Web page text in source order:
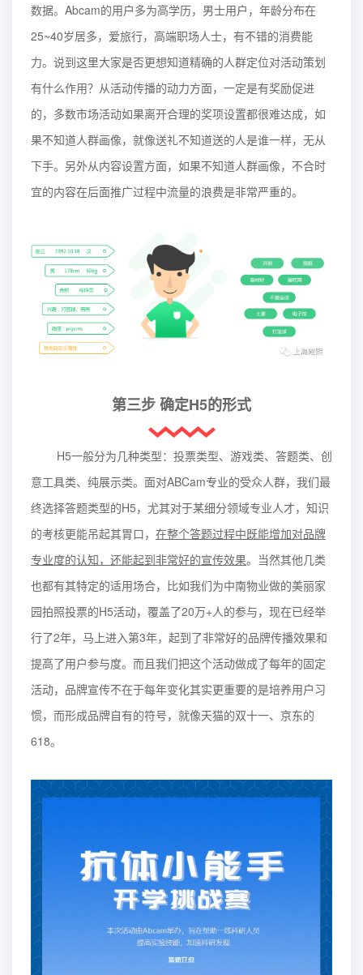
数据。Abcam的用户多为高学历，男士用户，年龄分布在
25~40岁居多，爱旅行，高端职场人士，有不错的消费能
力。说到这里大家是否更想知道精确的人群定位对活动策划
有什么作用？从活动传播的动力方面，一定是有奖励促进
的，多数市场活动如果离开合理的奖项设置都很难达成，如
果不知道人群画像，就像送礼不知道送的人是谁一样，无从
下手。另外从内容设置方面，如果不知道人群画像，不合时
宜的内容在后面推广过程中流量的浪费是非常严重的。
第三步 确定H5的形式
H5一般分为几种类型：投票类型、游戏类、答题类、创
意工具类、纯展示类。面对ABCam专业的受众人群，我们最
终选择答题类型的H5，尤其对于某细分领域专业人才，知识
的考核更能吊起其胃口， 在整个答题过程中既能增加对品牌
专业度的认知，还能起到非常好的宣传效果。当然其他几类
也都有其特定的适用场合，比如我们为中南物业做的美丽家
园拍照投票的H5活动，覆盖了20万+人的参与，现在已经举
行了2年，马上进入第3年，起到了非常好的品牌传播效果和
提高了用户参与度。而且我们把这个活动做成了每年的固定
活动，品牌宣传不在于每年变化其实更重要的是培养用户习
惯，而形成品牌自有的符号，就像天猫的双十一、京东的
618。